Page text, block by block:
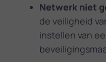
Netwerk niet
de veiligheid
instellen van